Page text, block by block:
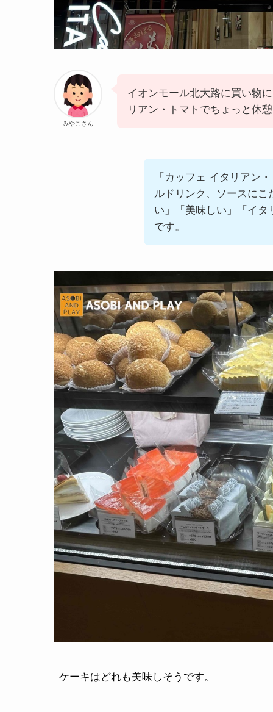
みやこさん
イオンモール北大路に買い物
リアン・トマトでちょっと休
「カッフェ イタリアン
ルドリンク、ソースに
い」「美味しい」「イ
です。
ケーキはどれも美味しそうです。